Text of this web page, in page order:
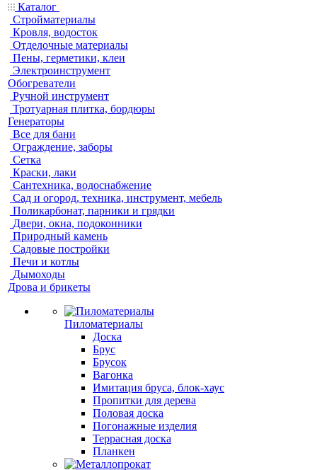
Каталог
Стройматериалы
Кровля, водосток
Отделочные материалы
Пены, герметики, клеи
Электроинструмент
Обогреватели
Ручной инструмент
Тротуарная плитка, бордюры
Генераторы
Все для бани
Ограждение, заборы
Сетка
Краски, лаки
Сантехника, водоснабжение
Сад и огород, техника, инструмент, мебель
Поликарбонат, парники и грядки
Двери, окна, подоконники
Природный камень
Садовые постройки
Печи и котлы
Дымоходы
Дрова и брикеты
Пиломатериалы
Доска
Брус
Брусок
Вагонка
Имитация бруса, блок-хаус
Пропитки для дерева
Половая доска
Погонажные изделия
Террасная доска
Планкен